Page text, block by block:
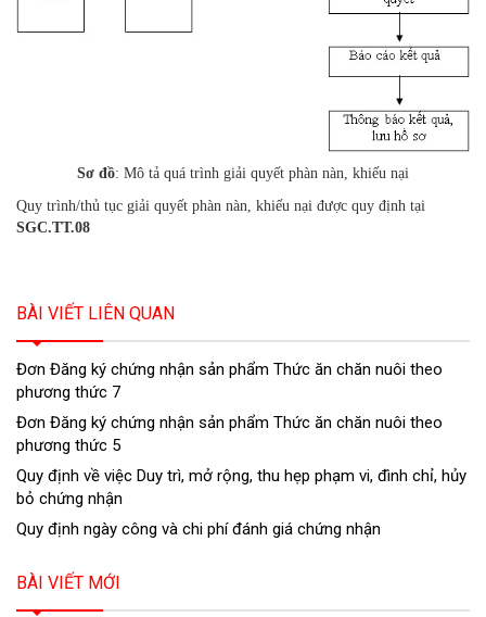
Sơ đồ: Mô tả quá trình giải quyết phàn nàn, khiếu nại
Quy trình/thủ tục giải quyết phàn nàn, khiếu nại được quy định tại
SGC.TT.08
BÀI VIẾT LIÊN QUAN
Đơn Đăng ký chứng nhận sản phẩm Thức ăn chăn nuôi theo
phương thức 7
Đơn Đăng ký chứng nhận sản phẩm Thức ăn chăn nuôi theo
phương thức 5
Quy định về việc Duy trì, mở rộng, thu hẹp phạm vi, đình chỉ, hủy
bỏ chứng nhận
Quy định ngày công và chi phí đánh giá chứng nhận
BÀI VIẾT MỚI